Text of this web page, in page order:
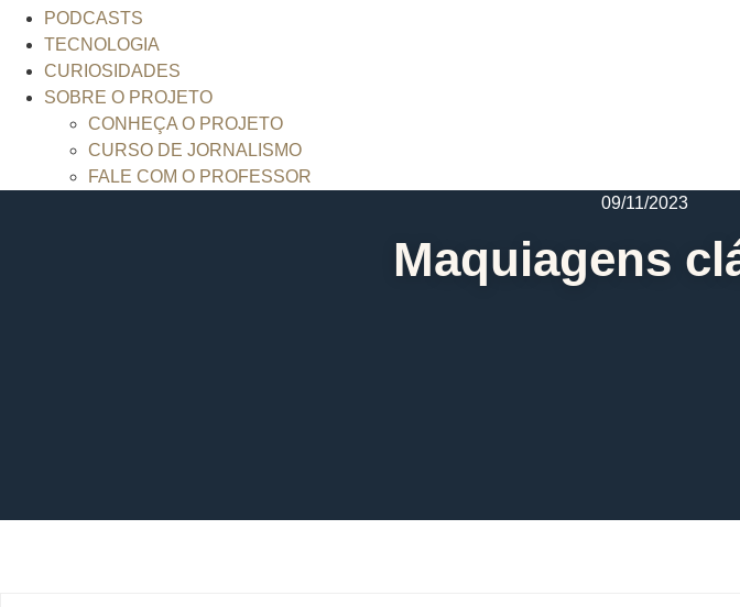
PODCASTS
TECNOLOGIA
CURIOSIDADES
SOBRE O PROJETO
CONHEÇA O PROJETO
CURSO DE JORNALISMO
FALE COM O PROFESSOR
09/11/2023
Maquiagens